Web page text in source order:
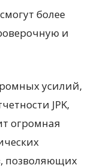
более
и
усилий,
JPK,
огромная
позволяющих